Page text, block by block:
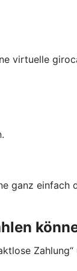
virtuelle
ganz